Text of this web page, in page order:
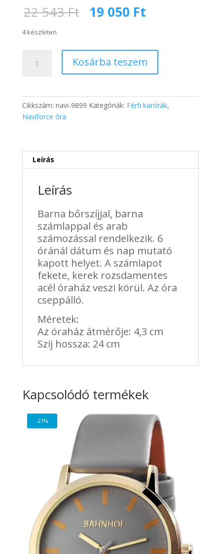
22 543Ft Original
price
22
543 Ft.
19 050 Ft
19
050 Ft.
4 készleten
bőrszíjas
dátum
mutatóval
mennyiség
Kosárba teszem
Cikkszám: navi-9899 Kategóriák: Férfi karórák,
Naviforce óra
Leírás
Leírás
Barna bőrszíjjal, barna
számlappal és arab
számozással rendelkezik. 6
óránál dátum és nap mutató
kapott helyet. A számlapot
fekete, kerek rozsdamentes
acél óraház veszi körül. Az óra
cseppálló.
Méretek:
Az óraház átmérője: 4,3 cm
Szíj hossza: 24 cm
Kapcsolódó termékek
-21%